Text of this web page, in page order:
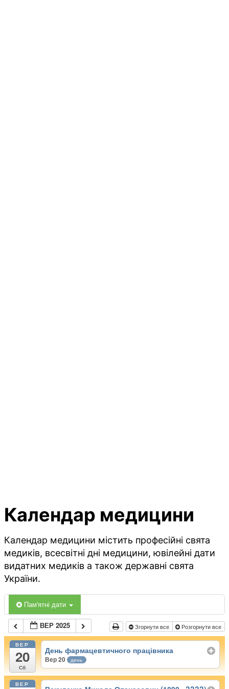
Календар медицини
Календар медицини містить професійні свята
медиків, всесвітні дні медицини, ювілейні дати
видатних медиків а також державні свята
України.
Пам'ятні дати
ВЕР 2025 Згорнути все Розгорнути все
ВЕР
20
Сб
День фармацевтичного працівника
Вер 20 день
ВЕР